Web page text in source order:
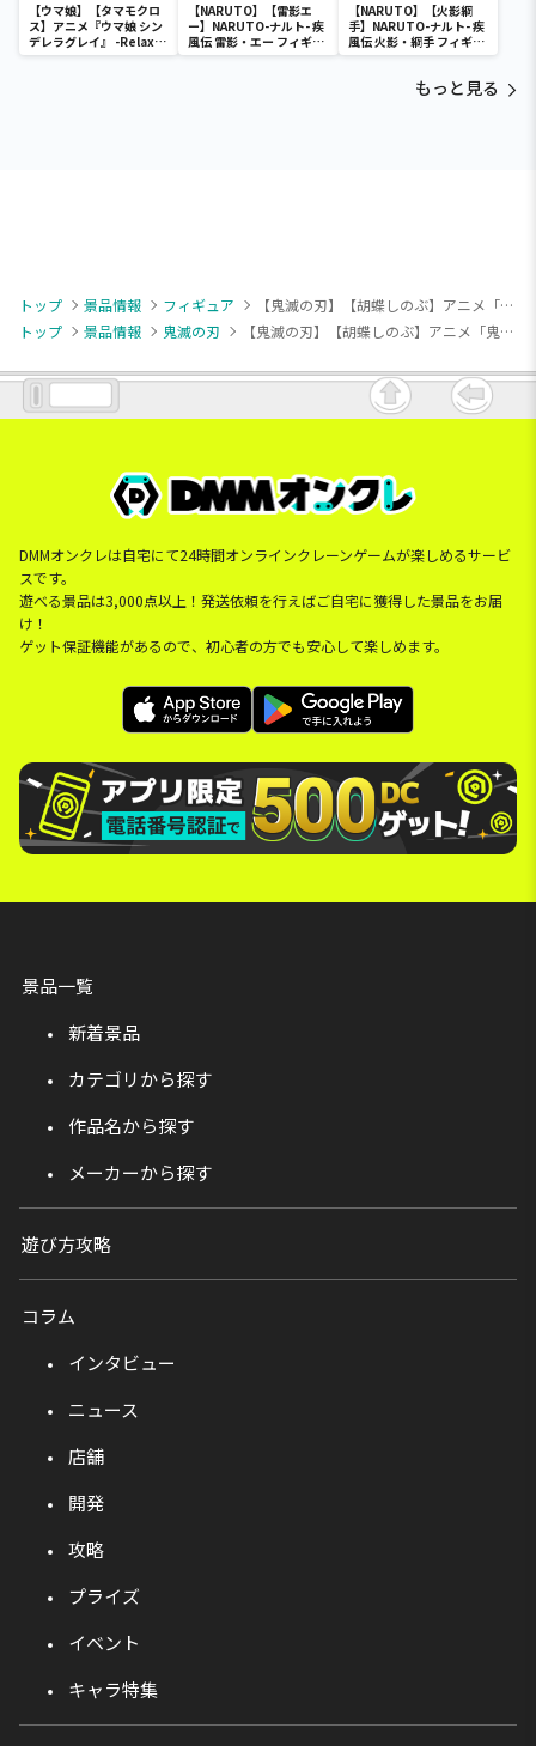
【ウマ娘】【タマモクロ
ス】アニメ『ウマ娘 シン
デレラグレイ』 -Relax
time-タマモクロス
【NARUTO】【雷影エ
ー】NARUTO-ナルト- 疾
風伝 雷影・エー フィギュ
ア～五影集結…!!～
【NARUTO】【火影綱
手】NARUTO-ナルト- 疾
風伝 火影・綱手 フィギュ
ア～五影集結…!!～
もっと見る
トップ 景品情報 フィギュア
【鬼滅の刃】【胡蝶しのぶ】アニメ「鬼滅の刃」 GLITTER&GLAMOURS-SHINOBU KOCHO-
トップ
景品情報 鬼滅の刃 【鬼滅の刃】【胡蝶しのぶ】アニメ「鬼滅の刃」 GLITTER&GLAMOURS-SHINOBU KOCHO-
DMMオンクレは自宅にて24時間オンラインクレーンゲームが楽しめるサービ
スです。
遊べる景品は3,000点以上！発送依頼を行えばご自宅に獲得した景品をお届
け！
ゲット保証機能があるので、初心者の方でも安心して楽しめます。
景品一覧
新着景品
カテゴリから探す
作品名から探す
メーカーから探す
遊び方攻略
コラム
インタビュー
ニュース
店舗
開発
攻略
プライズ
イベント
キャラ特集